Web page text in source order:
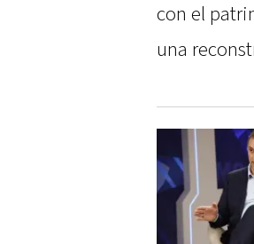
con el
una